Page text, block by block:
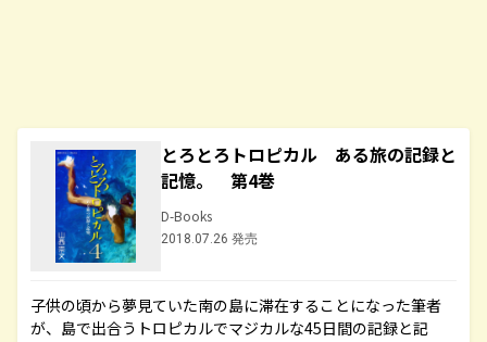
とろとろトロピカル ある旅の記録と
記憶。 第4巻
D-Books
2018.07.26 発売
子供の頃から夢見ていた南の島に滞在することになった筆者
が、島で出合うトロピカルでマジカルな45日間の記録と記